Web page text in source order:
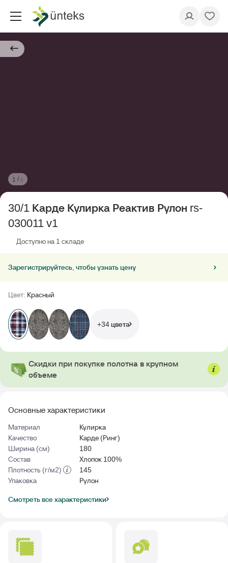
1 / 6
Основные характеристики
Материал
Кулирка
Качество
Карде (Ринг)
Ширина (см)
180
Состав
Хлопок 100%
Плотность (г/м2)
145
Упаковка
Рулон
Смотреть все характеристики
30/1 Карде Кулирка Реактив Рулон rs-
030011 v1
Доступно на 1 складе
Зарегистрируйтесь, чтобы узнать цену
Цвет: Красный
+34 цвета
Скидки при покупке полотна в крупном
объеме